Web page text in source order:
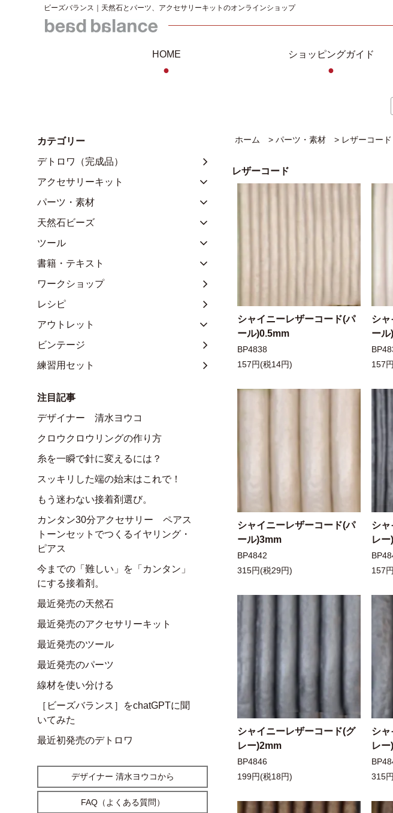
ビーズバランス｜天然石とパーツ、アクセサリーキットのオンラインショップ
HOME
●
ショッピングガイド
●
ホーム > パーツ・素材 > レザーコード
レザーコード
シャイニーレザーコード(パ
ール)0.5mm
BP4838
157円(税14円)
シャ
ー
157
シャイニーレザーコード(パ
ール)3mm
BP4842
315円(税29円)
シャ
レ
157
シャイニーレザーコード(グ
レー)2mm
BP4846
199円(税18円)
シャ
レ
315
カテゴリー
デトロワ（完成品）
アクセサリーキット
パーツ・素材
天然石ビーズ
ツール
書籍・テキスト
ワークショップ
レシピ
アウトレット
ビンテージ
練習用セット
注目記事
デザイナー 清水ヨウコ
クロウクロウリングの作り方
糸を一瞬で針に変えるには？
スッキリした端の始末はこれで！
もう迷わない接着剤選び。
カンタン30分アクセサリー ペアス
トーンセットでつくるイヤリング・
ピアス
今までの「難しい」を「カンタン」
にする接着剤。
最近発売の天然石
最近発売のアクセサリーキット
最近発売のツール
最近発売のパーツ
線材を使い分ける
［ビーズバランス］をchatGPTに聞
いてみた
最近初発売のデトロワ
デザイナー 清水ヨウコから
FAQ（よくある質問）